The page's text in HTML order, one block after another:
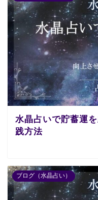
水晶占いで貯蓄運
践方法
ブログ（水晶占い）